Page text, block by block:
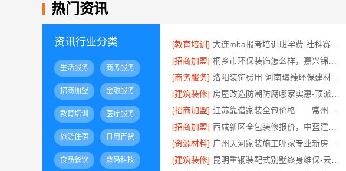
热门资讯
资讯行业分类
生活服务 商务服务
招商加盟 金融服务
教育培训 医疗服务
旅游住宿 日用百货
食品餐饮 数码科技
[教育培训]
[招商加盟]
[商务服务]
[建筑装修]
[招商加盟]
[招商加盟]
[资源材料]
[建筑装修]